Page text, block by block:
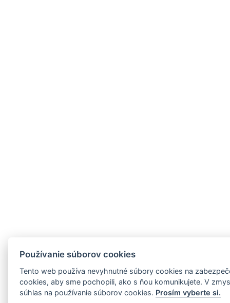
Používanie súborov cookies
Tento web používa nevyhnutné súbory cookies na
cookies, aby sme pochopili, ako s ňou komunikujete. V
súhlas na používanie súborov cookies. Prosím vyberte si.